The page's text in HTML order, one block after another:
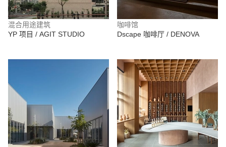
混合用途建筑
YP 项目 / AGIT STUDIO
咖啡馆
Dscape 咖啡厅 / DENOVA